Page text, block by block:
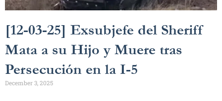
[12-03-25] Exsubjefe del Sheriff
Mata a su Hijo y Muere tras
Persecución en la I-5
December 3, 2025